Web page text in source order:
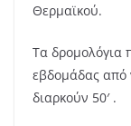
Θερμαϊκού.
Τα δρομολόγια
εβδομάδας από
διαρκούν 50′ .